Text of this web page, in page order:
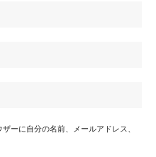
ーに自分の名前、メールアドレス、